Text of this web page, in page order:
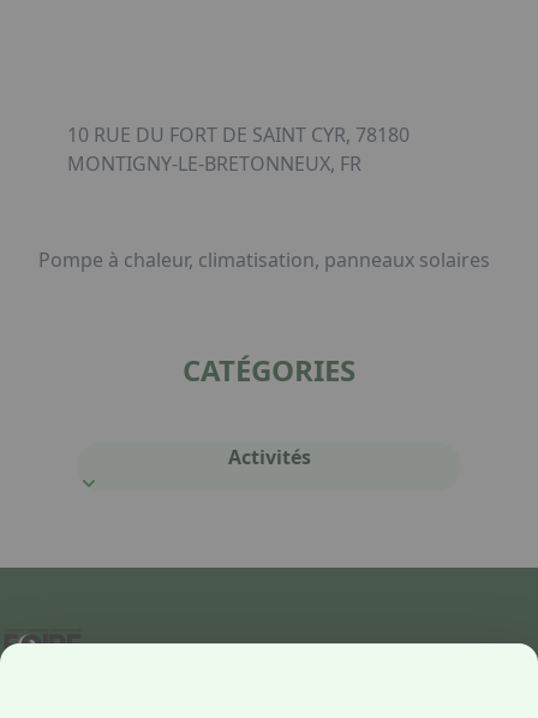
10 RUE DU FORT DE SAINT CYR, 78180
MONTIGNY-LE-BRETONNEUX, FR
Pompe à chaleur, climatisation, panneaux solaires
CATÉGORIES
Activités